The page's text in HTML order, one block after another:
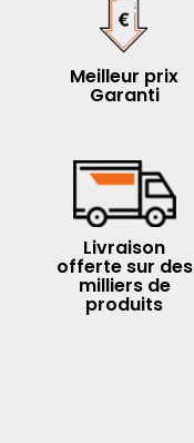
Meilleur prix
Garanti
Livraison
offerte sur des
milliers de
produits